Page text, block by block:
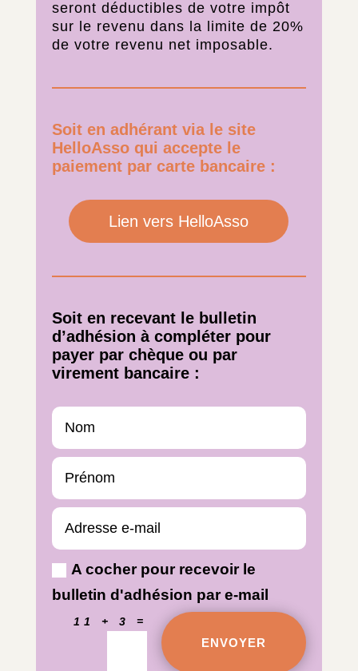
seront déductibles de votre impôt
sur le revenu dans la limite de 20%
de votre revenu net imposable.
Soit en adhérant via le site
HelloAsso qui accepte le
paiement par carte bancaire :
Lien vers HelloAsso
Soit en recevant le bulletin
d’adhésion à compléter pour
payer par chèque ou par
virement bancaire :
A cocher pour recevoir le
bulletin d'adhésion par e-mail
11 + 3 =
ENVOYER